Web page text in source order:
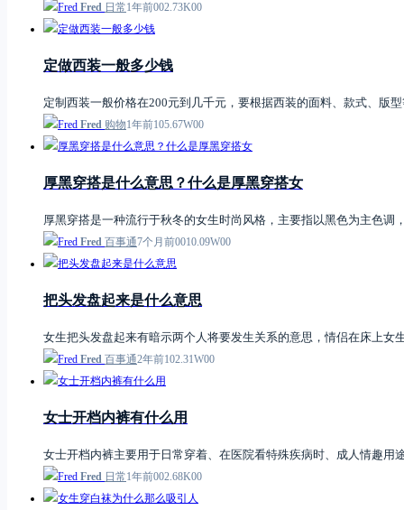
Fred 日常1年前002.73K00
定做西装一般多少钱
定制西装一般价格在200元到几千元，要根据西装的面料、款式、版
Fred 购物1年前105.67W00
厚黑穿搭是什么意思？什么是厚黑穿搭女
厚黑穿搭是一种流行于秋冬的女生时尚风格，主要指以黑色为主色
Fred 百事通7个月前0010.09W00
把头发盘起来是什么意思
女生把头发盘起来有暗示两个人将要发生关系的意思，情侣在床上
Fred 百事通2年前102.31W00
女士开档内裤有什么用
女士开档内裤主要用于日常穿着、在医院看特殊疾病时、成人情趣
Fred 日常1年前002.68K00